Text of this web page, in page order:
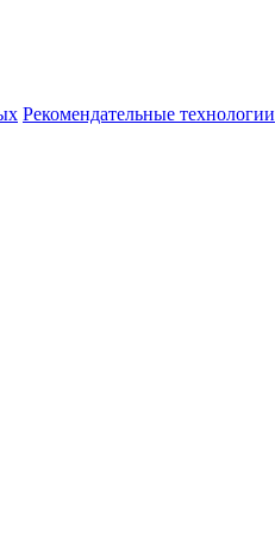
Рекомендательные технологии